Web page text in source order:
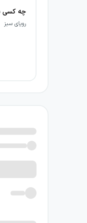
چه کسی
رویای سبز